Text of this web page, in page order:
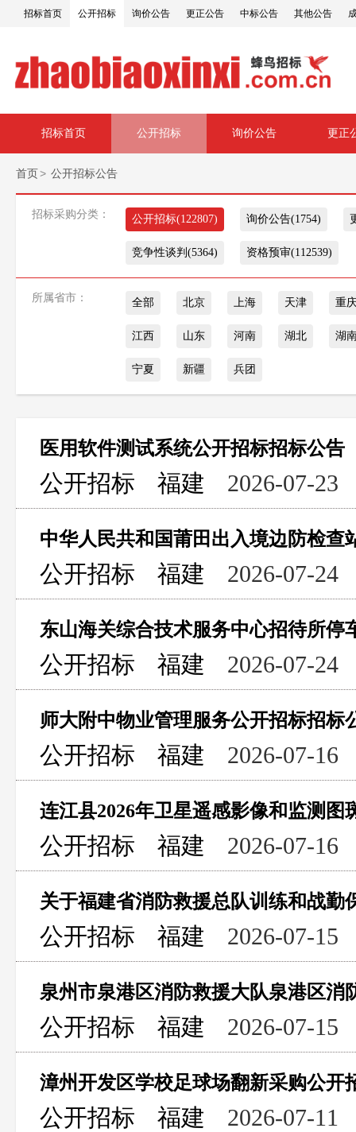
招标首页 公开招标 询价公告 更正公告 中标公告 其他公告
招标首页 公开招标 询价公告 更正
首页 > 公开招标公告
招标采购分类： 公开招标(122807) 询价公告(1754)
竞争性谈判(5364) 资格预审(112539)
所属省市： 全部 北京 上海 天津 重
江西 山东 河南 湖北 湖
宁夏 新疆 兵团
医用软件测试系统公开招标招标公告
公开招标 福建 2026-07-23
公开招标 福建 2026-07-24
东山海关综合技术服务中心招待所停
公开招标 福建 2026-07-24
师大附中物业管理服务公开招标招标
公开招标 福建 2026-07-16
连江县2026年卫星遥感影像和监测
公开招标 福建 2026-07-16
公开招标 福建 2026-07-15
公开招标 福建 2026-07-15
漳州开发区学校足球场翻新采购公开
公开招标 福建 2026-07-11